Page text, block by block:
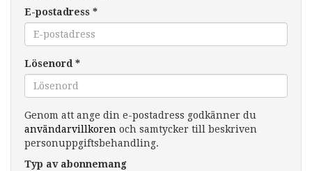
E-postadress *
Lösenord *
Genom att ange din e-postadress godkänner du
användarvillkoren och samtycker till beskriven
personuppgiftsbehandling.
Typ av abonnemang